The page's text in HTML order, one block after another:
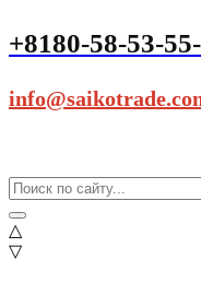
+8180-58-53-
△
▽